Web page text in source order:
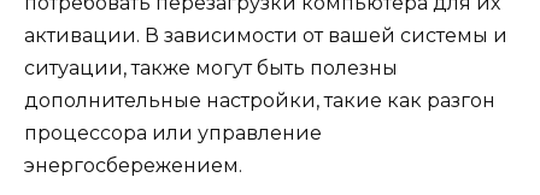
активации. В зависимости от вашей системы и
ситуации, также могут быть полезны
дополнительные настройки, такие как разгон
процессора или управление
энергосбережением.